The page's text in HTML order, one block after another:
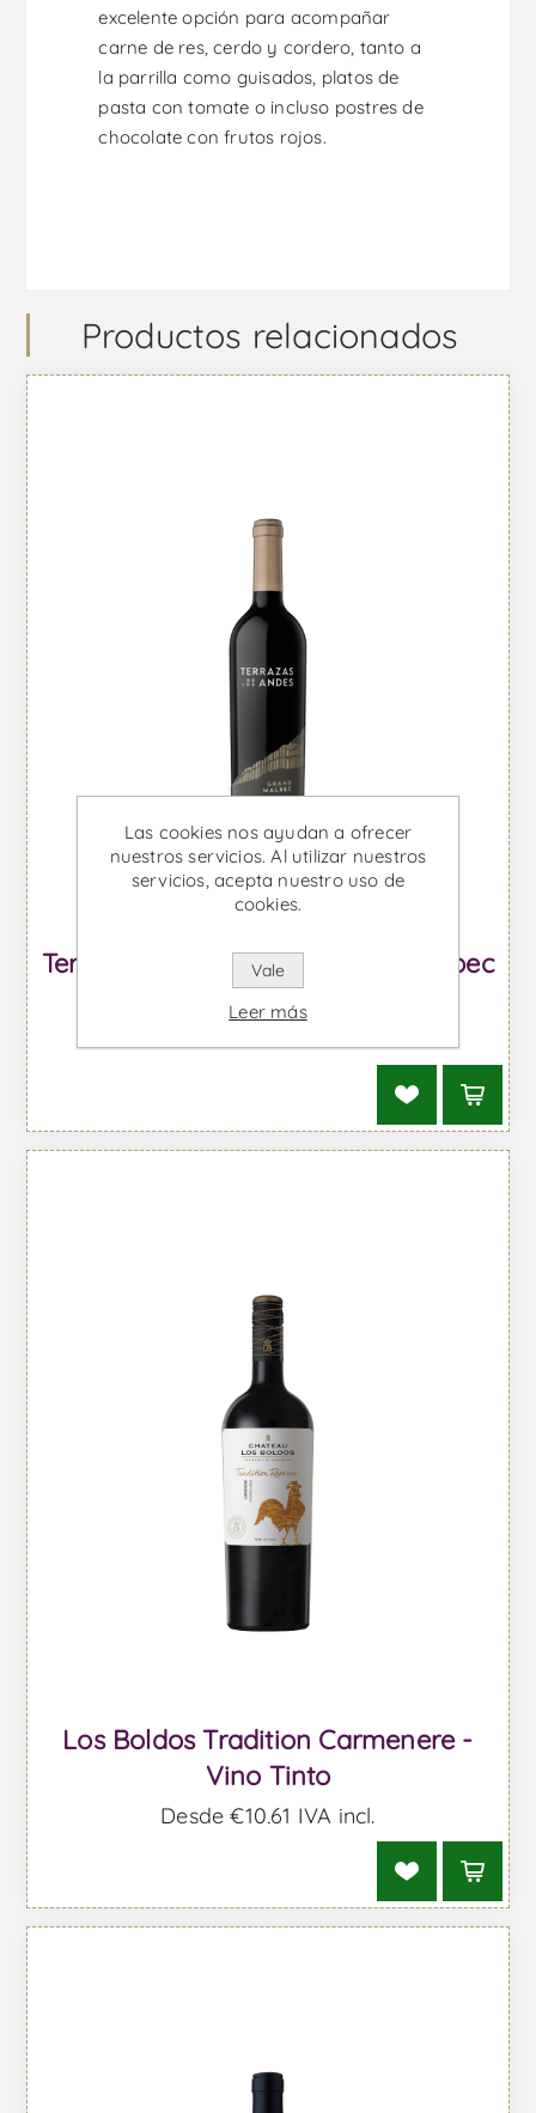
excelente opción para acompañar
carne de res, cerdo y cordero, tanto a
la parrilla como guisados, platos de
pasta con tomate o incluso postres de
chocolate con frutos rojos.
Productos relacionados
Terrazas de Los Andes Grand Malbec
- Vino Tinto
Los Boldos Tradition Carmenere -
Vino Tinto
Desde €10,61 IVA incl.
Las cookies nos ayudan a ofrecer
nuestros servicios. Al utilizar nuestros
servicios, acepta nuestro uso de
cookies.
Vale
Leer más